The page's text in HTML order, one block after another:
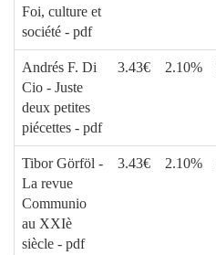
Foi, culture et
société - pdf
Andrés F. Di
Cio - Juste
deux petites
piécettes - pdf
3.43€ 2.10%
Tibor Görföl -
La revue
Communio
au XXIè
siècle - pdf
3.43€ 2.10%